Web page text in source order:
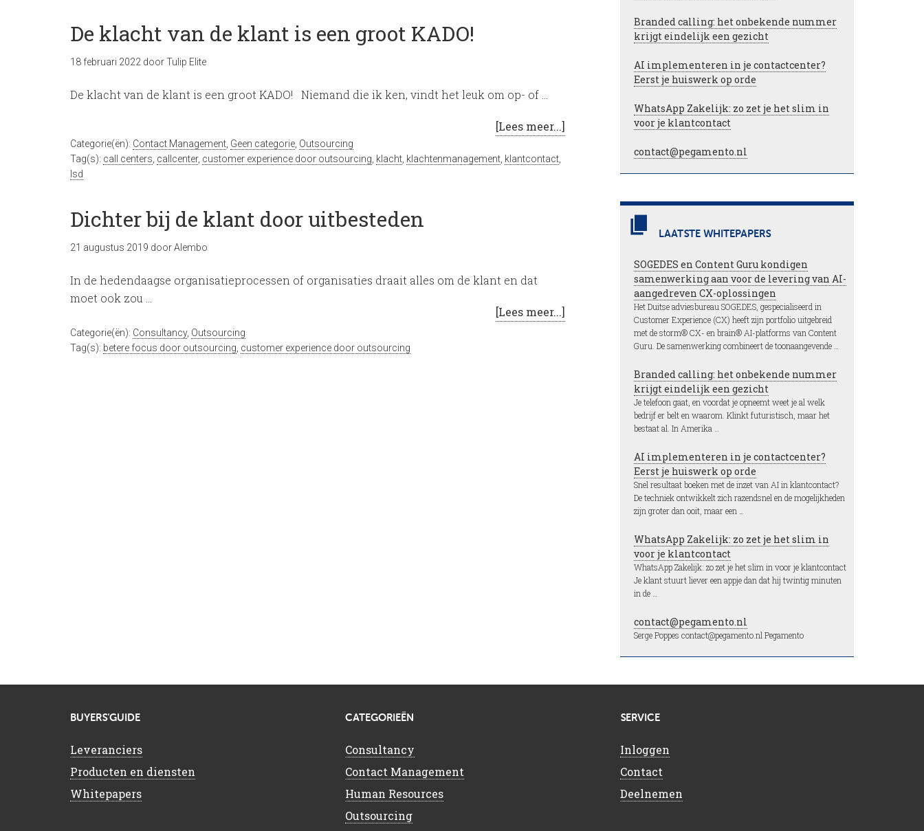
De klacht van de klant is een groot KADO!
18 februari 2022 doorTulip Elite
De klacht van de klant is een groot KADO! Niemand die ik ken, vindt het leuk om op- of …
[Lees meer...]
Categorie(ën): Contact Management Geen categorie Outsourcing
Tag(s): call centers callcenter, customer experience door outsourcing klacht klachtenmanagement klantcontact
lsd
Dichter bij de klant door uitbesteden
21 augustus 2019 doorAlembo
In de hedendaagse organisatieprocessen of organisaties draait alles om de klant en dat
moet ook zou …
[Lees meer...]
Categorie(ën): Consultancy, Outsourcing
Tag(s): betere focus door outsourcing customer experience door outsourcing
Branded calling: het onbekende nummer
krijgt eindelijk een gezicht
AI implementeren in je contactcenter?
Eerst je huiswerk op orde
WhatsApp Zakelijk: zo zet je het slim in
voor je klantcontact
contact@pegamento.nl
LAATSTE WHITEPAPERS
SOGEDES en Content Guru kondigen
samenwerking aan voor de levering van AI-
aangedreven CX-oplossingen
Het Duitse adviesbureau SOGEDES, gespecialiseerd in
Customer Experience (CX) heeft zijn portfolio uitgebreid
met de storm® CX- en brain® AI-platforms van Content
Guru. De samenwerking combineert de toonaangevende …
Branded calling: het onbekende nummer
krijgt eindelijk een gezicht
Je telefoon gaat, en voordat je opneemt weet je al welk
bedrijf er belt en waarom. Klinkt futuristisch, maar het
bestaat al. In Amerika …
AI implementeren in je contactcenter?
Eerst je huiswerk op orde
Snel resultaat boeken met de inzet van AI in klantcontact?
De techniek ontwikkelt zich razendsnel en de mogelijkheden
zijn groter dan ooit, maar een …
WhatsApp Zakelijk: zo zet je het slim in
voor je klantcontact
WhatsApp Zakelijk: zo zet je het slim in voor je klantcontact
Je klant stuurt liever een appje dan dat hij twintig minuten
in de …
contact@pegamento.nl
Serge Poppes contact@pegamento.nl Pegamento
BUYERS’GUIDE
Leveranciers
Producten en diensten
Whitepapers
CATEGORIEËN
Consultancy
Contact Management
Human Resources
Outsourcing
SERVICE
Inloggen
Contact
Deelnemen